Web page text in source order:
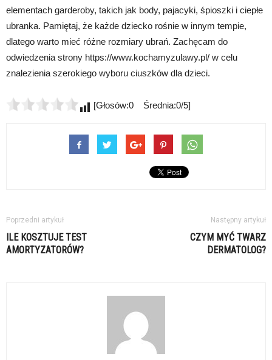
elementach garderoby, takich jak body, pajacyki, śpioszki i ciepłe
ubranka. Pamiętaj, że każde dziecko rośnie w innym tempie,
dlatego warto mieć różne rozmiary ubrań. Zachęcam do
odwiedzenia strony https://www.kochamyzulawy.pl/ w celu
znalezienia szerokiego wyboru ciuszków dla dzieci.
[Głosów:0 Średnia:0/5]
Poprzedni artykuł
ILE KOSZTUJE TEST
AMORTYZATORÓW?
Następny artykuł
CZYM MYĆ TWARZ
DERMATOLOG?